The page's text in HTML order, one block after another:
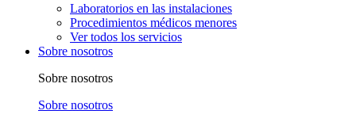
Laboratorios en las instalaciones
Procedimientos médicos menores
Ver todos los servicios
Sobre nosotros
Sobre nosotros
Sobre nosotros